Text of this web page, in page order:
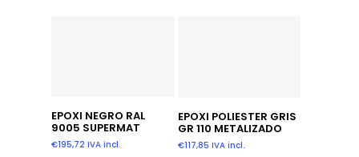
Añadir Al Carrito
EPOXI NEGRO RAL
9005 SUPERMAT
€195,72 IVA incl.
Añadir Al Carrito
EPOXI POLIESTER GRIS
GR 110 METALIZADO
€117,85 IVA incl.